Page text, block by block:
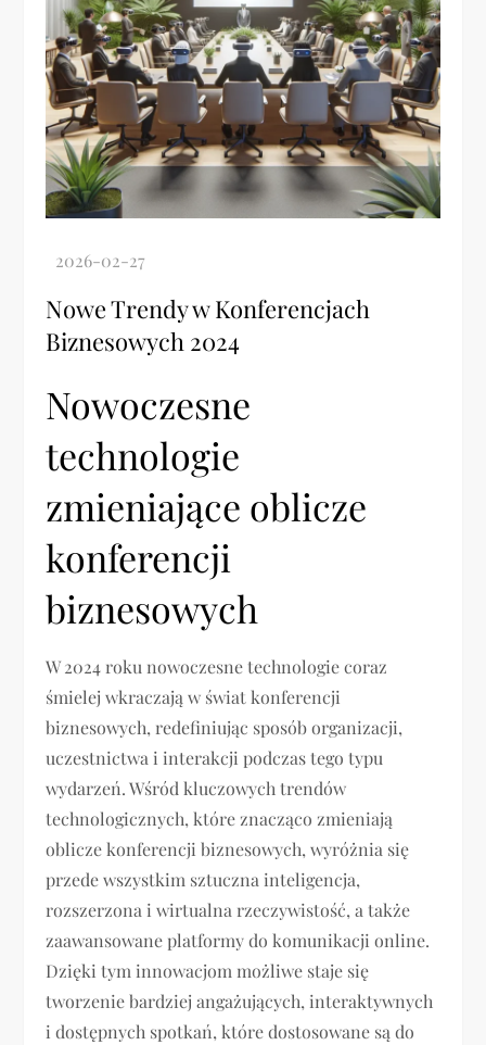
Nowe Trendy w Konferencjach
Biznesowych 2024
Nowoczesne
technologie
zmieniające oblicze
konferencji
biznesowych
W 2024 roku nowoczesne technologie coraz
śmielej wkraczają w świat konferencji
biznesowych, redefiniując sposób organizacji,
uczestnictwa i interakcji podczas tego typu
wydarzeń. Wśród kluczowych trendów
technologicznych, które znacząco zmieniają
oblicze konferencji biznesowych, wyróżnia się
przede wszystkim sztuczna inteligencja,
rozszerzona i wirtualna rzeczywistość, a także
zaawansowane platformy do komunikacji online.
Dzięki tym innowacjom możliwe staje się
tworzenie bardziej angażujących, interaktywnych
i dostępnych spotkań, które dostosowane są do